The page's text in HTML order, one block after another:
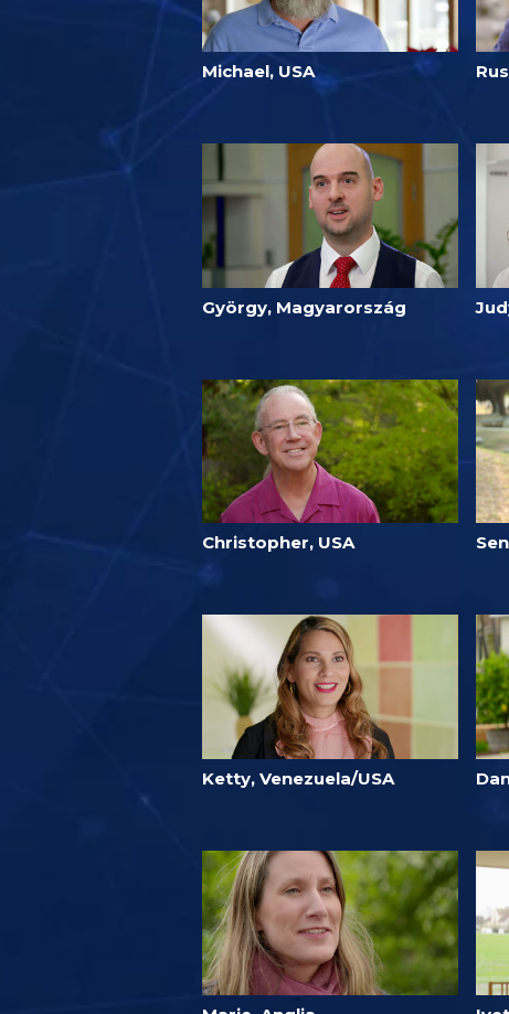
Michael, USA
György, Magyarország
Christopher, USA
Ketty, Venezuela/USA